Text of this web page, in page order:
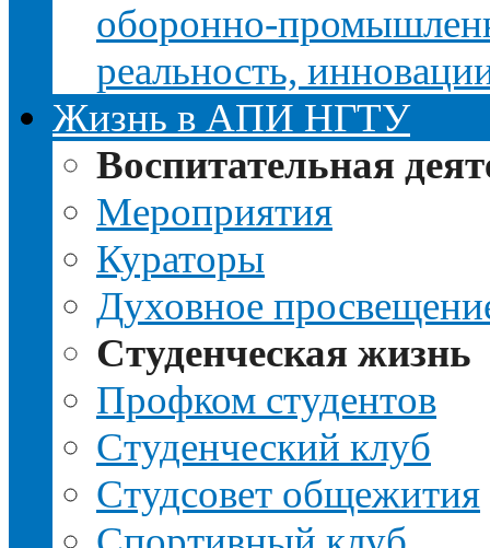
оборонно-
реальность,
Жизнь в АПИ НГТУ
Воспитательная
Мероприятия
Кураторы
Духовное
Студенческая жизнь
Профком студентов
Студенческий клуб
Студсовет общежития